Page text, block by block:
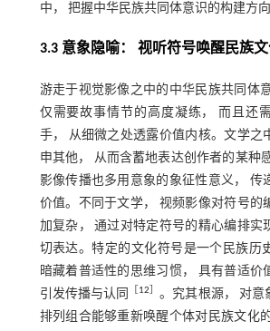
中， 把握中华民族共同体意识的构建方向
3.3 意象隐喻： 视听符号唤醒民族
游走于视觉影像之中的中华民族共同体
仅需要故事情节的高度凝练， 而且还
手， 从细微之处透露价值内核。文学之
申其他， 从而含蓄地表达创作者的某种
影像传播也多用意象的象征性意义， 传
价值。不同于文学， 视频影像对符号的
加复杂， 通过对特定符号的精心编排实
切表达。特定的文化符号是一个民族历
暗藏着普适性的思维习惯， 具有普适价
引发传播与认同
12
。究其根源， 对意
排列组合能够重新唤醒个体对民族文化